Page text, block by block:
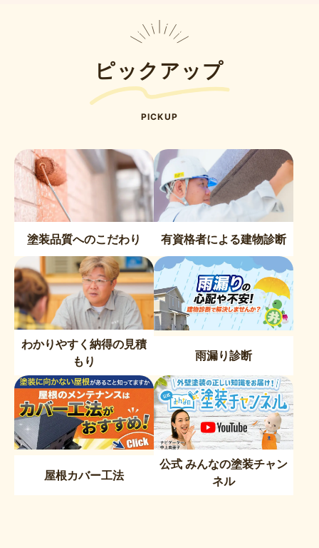
ピックアップ
PICKUP
塗装品質へのこだわり 有資格者による建物診断
わかりやすく納得の見積
もり
雨漏り診断
屋根カバー工法
公式 みんなの塗装チャン
ネル